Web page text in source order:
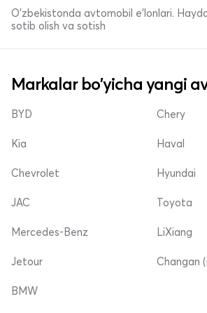
O'zbekistonda avtomobil e’lonlari.
sotib olish va sotish
Markalar bo'yicha yangi
BYD
Kia
Chevrolet
Chery
Haval
Hyundai
JAC
Mercedes-Benz
Jetour
Toyota
LiXiang
Changan
BMW